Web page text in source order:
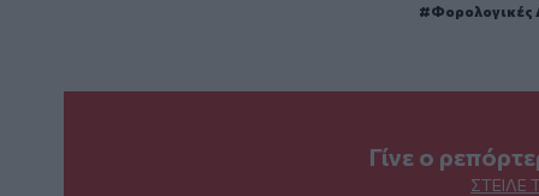
Φορολογικές
Γίνε ο
ΣΤΕΊΛΕ